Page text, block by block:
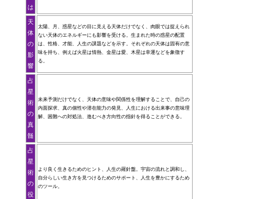
は
天
体
の
影
響
太陽、月、惑星などの目に見える天体だけでなく、肉眼では捉えられ
ない天体のエネルギーにも影響を受ける。生まれた時の惑星の配置
は、性格、才能、人生の課題などを示す。それぞれの天体は固有の意
味を持ち、例えば火星は情熱、金星は愛、木星は幸運などを象徴す
る。
占
星
術
の
真
髄
未来予測だけでなく、天体の意味や関係性を理解することで、自己の
内面探求、真の個性や潜在能力の発見、人生における出来事の意味理
解、困難への対処法、進むべき方向性の指針を得ることができる。
占
星
術
の
役
より良く生きるためのヒント、人生の羅針盤。宇宙の流れと調和し、
自分らしい生き方を見つけるためのサポート、人生を豊かにするため
のツール。